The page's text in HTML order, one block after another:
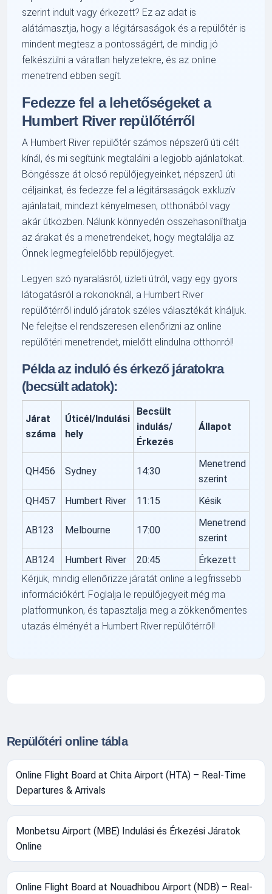
szerint indult vagy érkezett? Ez az adat is
alátámasztja, hogy a légitársaságok és a repülőtér is
mindent megtesz a pontosságért, de mindig jó
felkészülni a váratlan helyzetekre, és az online
menetrend ebben segít.
Fedezze fel a lehetőségeket a
Humbert River repülőtérről
A Humbert River repülőtér számos népszerű úti célt
kínál, és mi segítünk megtalálni a legjobb ajánlatokat.
Böngéssze át olcsó repülőjegyeinket, népszerű úti
céljainkat, és fedezze fel a légitársaságok exkluzív
ajánlatait, mindezt kényelmesen, otthonából vagy
akár útközben. Nálunk könnyedén összehasonlíthatja
az árakat és a menetrendeket, hogy megtalálja az
Önnek legmegfelelőbb repülőjegyet.
Legyen szó nyaralásról, üzleti útról, vagy egy gyors
látogatásról a rokonoknál, a Humbert River
repülőtérről induló járatok széles választékát kínáljuk.
Ne felejtse el rendszeresen ellenőrizni az online
repülőtéri menetrendet, mielőtt elindulna otthonról!
Példa az induló és érkező járatokra
(becsült adatok):
Járat
száma
Úticél/Indulási
hely
Becsült
indulás/
Érkezés
Állapot
QH456 Sydney 14:30
Menetrend
szerint
QH457
Humbert River 11:15 Késik
AB123 Melbourne 17:00
Menetrend
szerint
AB124
Humbert River 20:45
Érkezett
Kérjük, mindig ellenőrizze járatát online a legfrissebb
információkért. Foglalja le repülőjegyeit még ma
platformunkon, és tapasztalja meg a zökkenőmentes
utazás élményét a Humbert River repülőtérről!
Repülőtéri online tábla
Online Flight Board at Chita Airport (HTA) – Real-Time
Departures & Arrivals
Monbetsu Airport (MBE) Indulási és Érkezési Járatok
Online
Online Flight Board at Nouadhibou Airport (NDB) – Real-